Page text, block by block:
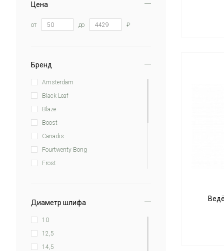
Цена
от до ₽
Бренд
Amsterdam
Black Leaf
Blaze
Boost
Canadis
Fourtwenty Bong
Frost
Heisenberg
Hittn Glass
Hurricane
PhoenixStar
Диаметр шлифа
10
12,5
14,5